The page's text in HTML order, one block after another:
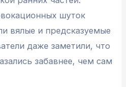
шуток
вялые и предсказуемые
даже заметили, что
забавнее, чем сам